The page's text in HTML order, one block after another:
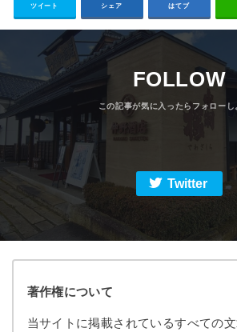
ツイート シェア はてブ
FOLLOW
Twitter
著作権について
当サイトに掲載されているすべての